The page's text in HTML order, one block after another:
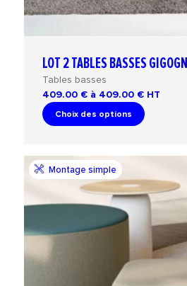
LOT 2 TABLES BASSES
Tables basses
409.00 € à 409.00 € HT
Choix des options
Montage simple